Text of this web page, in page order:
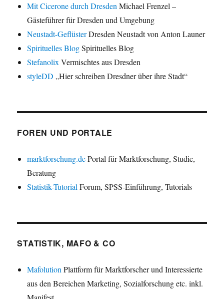
Mit Cicerone durch Dresden Michael Frenzel –
Gästeführer für Dresden und Umgebung
Neustadt-GeflüsterDresden Neustadt von Anton Launer
Spirituelles BlogSpirituelles Blog
Stefanolix Vermischtes aus Dresden
styleDD „Hier schreiben Dresdner über ihre Stadt“
FOREN UND PORTALE
marktforschung.dePortal für Marktforschung, Studie,
Beratung
Statistik-Tutorial Forum, SPSS-Einführung, Tutorials
STATISTIK, MAFO & CO
Mafolution Plattform für Marktforscher und Interessierte
aus den Bereichen Marketing, Sozialforschung etc. inkl.